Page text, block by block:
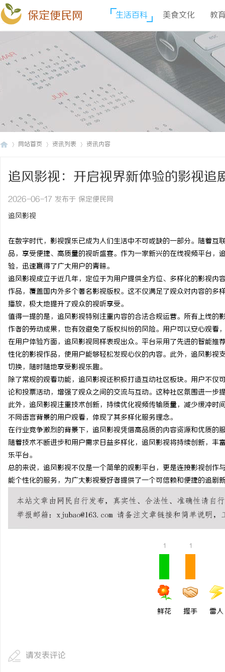
保定便民网 生活百科 美食文化 教
网站首页 资讯列表 资讯内容
追风影视：开启视界新体验的影视追
2026-06-17 发布于 保定便民网
追风影视
在数字时代，影视娱乐已成为人们生活中不可或缺的一部分。随着
品，享受便捷、高质量的视听盛宴。作为一家新兴的在线视频平台
验，迅速赢得了广大用户的青睐。
追风影视成立于近几年，定位于为用户提供全方位、多样化的影视
作品，覆盖国内外多个著名影视版权。这不仅满足了观众对内容的
播放，极大地提升了观众的视听享受。
值得一提的是，追风影视特别注重内容的合法合规运营。所有上线
作者的劳动成果，也有效避免了版权纠纷的风险。用户可以安心观看
在用户体验方面，追风影视同样表现出众。平台采用了先进的智能
性化的影视作品，使用户能够轻松发现心仪的内容。此外，追风影
切换，随时随地享受影视乐趣。
除了常规的观看功能，追风影视还积极打造互动社区板块。用户不
论和投票活动，增强了观众之间的交流与互动。这种社区氛围进一步
此外，追风影视注重技术创新，持续优化视频传输质量，减少缓冲
不同语言背景的用户观看，体现了其多样化服务理念。
在行业竞争激烈的背景下，追风影视凭借高品质的内容资源和优质
随着技术不断进步和用户需求日益多样化，追风影视将持续创新，
乐平台。
总的来说，追风影视不仅是一个简单的观影平台，更是连接影视创
能个性化的服务，为广大影视爱好者提供了一个可信赖和便捷的追剧
1
鲜花
1
握手 雷人
请发表评论
贝净 AC 国际医疗实验
全解析